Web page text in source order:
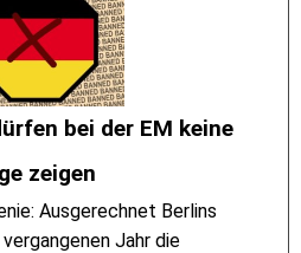
bei der EM keine
zeigen
Ausgerechnet Berlins
Jahr die